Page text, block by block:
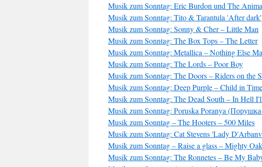
Musik zum Sonntag: Eric Burdon und The
Musik zum Sonntag: Tito & Tarantula 'After dark'
Musik zum Sonntag: Sonny & Cher – Little Man
Musik zum Sonntag: The Box Tops – The Letter
Musik zum Sonntag: Metallica – Nothing Else
Musik zum Sonntag: The Lords – Poor Boy
Musik zum Sonntag: The Doors – Riders on the
Musik zum Sonntag: Deep Purple – Child in
Musik zum Sonntag: The Dead South – In Hell
Musik zum Sonntag: Poruska Poranya
Musik zum Sonntag – The Hooters – 500 Miles
Musik zum Sonntag: Cat Stevens 'Lady
Musik zum Sonntag – Raise a glass – Mighty Oak
Musik zum Sonntag: The Ronnetes – Be My